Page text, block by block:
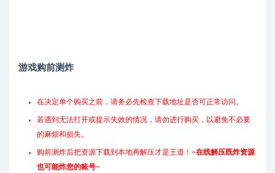
游戏购前测炸
在决定单个购买之前，请务必先检查下载地址是否可正常访问。
若遇到无法打开或提示失效的情况，请勿进行购买，以避免不必要
的麻烦和损失。
购前测炸后把资源下载到本地再解压才是王道！~在线解压既炸资源
也可能炸您的账号~